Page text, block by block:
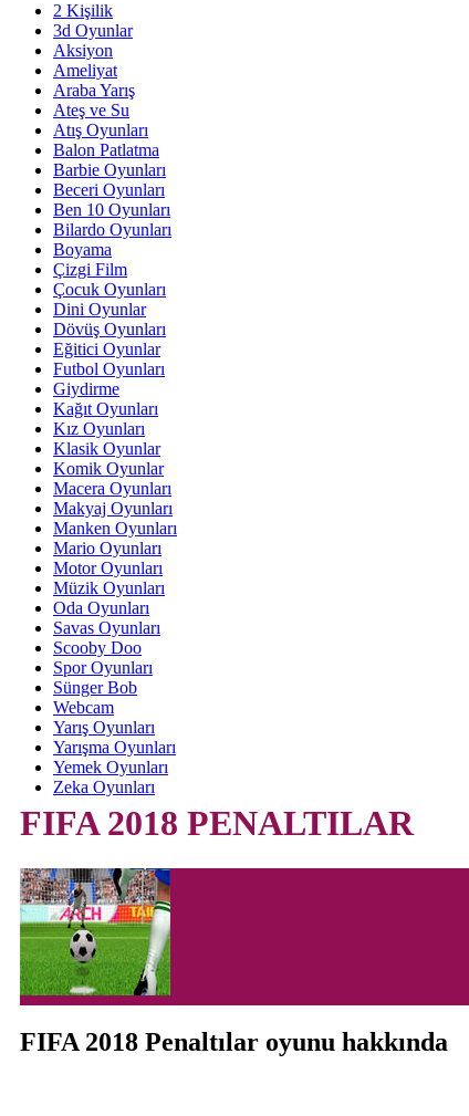
2 Kişilik
3d Oyunlar
Aksiyon
Ameliyat
Araba Yarış
Ateş ve Su
Atış Oyunları
Balon Patlatma
Barbie Oyunları
Beceri Oyunları
Ben 10 Oyunları
Bilardo Oyunları
Boyama
Çizgi Film
Çocuk Oyunları
Dini Oyunlar
Dövüş Oyunları
Eğitici Oyunlar
Futbol Oyunları
Giydirme
Kağıt Oyunları
Kız Oyunları
Klasik Oyunlar
Komik Oyunlar
Macera Oyunları
Makyaj Oyunları
Manken Oyunları
Mario Oyunları
Motor Oyunları
Müzik Oyunları
Oda Oyunları
Savas Oyunları
Scooby Doo
Spor Oyunları
Sünger Bob
Webcam
Yarış Oyunları
Yarışma Oyunları
Yemek Oyunları
Zeka Oyunları
FIFA 2018 PENALTILAR
FIFA 2018 Penaltılar oyunu hakkında